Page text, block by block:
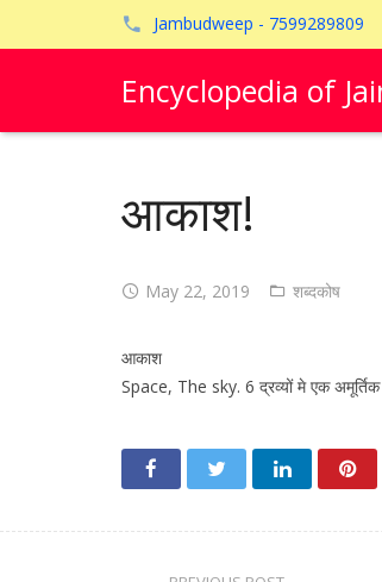
Jambudweep - 7599289809
Encyclopedia of
आकाश!
May 22, 2019 शब्दकोष
आकाश
Space, The sky. 6 द्रव्यों मे एक